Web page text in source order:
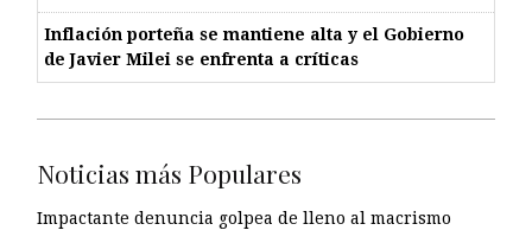
Inflación porteña se mantiene alta y el Gobierno
de Javier Milei se enfrenta a críticas
Noticias más Populares
Impactante denuncia golpea de lleno al macrismo